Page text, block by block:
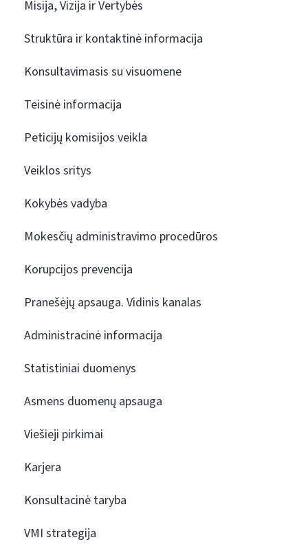
Misija, Vizija ir Vertybės
Struktūra ir kontaktinė informacija
Konsultavimasis su visuomene
Teisinė informacija
Peticijų komisijos veikla
Veiklos sritys
Kokybės vadyba
Mokesčių administravimo procedūros
Korupcijos prevencija
Pranešėjų apsauga. Vidinis kanalas
Administracinė informacija
Statistiniai duomenys
Asmens duomenų apsauga
Viešieji pirkimai
Karjera
Konsultacinė taryba
VMI strategija